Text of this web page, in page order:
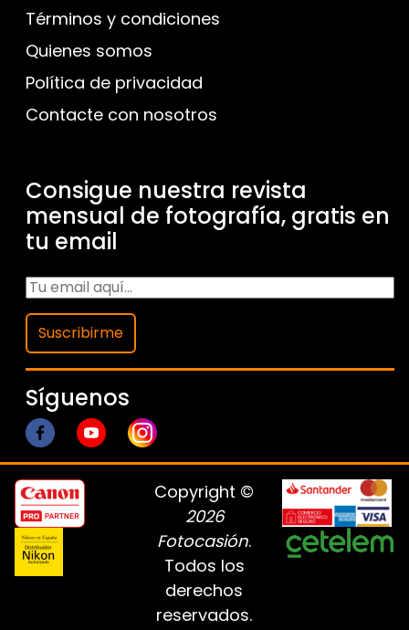
Términos y condiciones
Quienes somos
Política de privacidad
Contacte con nosotros
Consigue nuestra revista
mensual de fotografía, gratis en
tu email
Suscribirme
Síguenos
Copyright ©
2026
Fotocasión.
Todos los
derechos
reservados.